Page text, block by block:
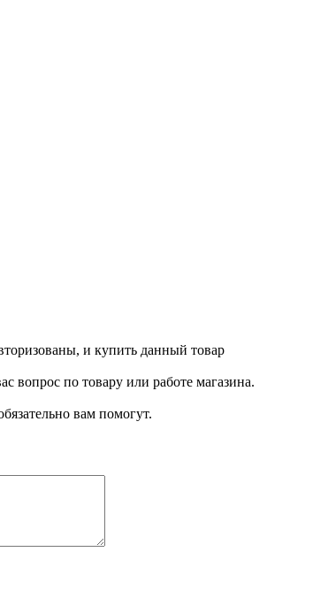
и купить данный товар
вопрос по товару или работе магазина.
вам помогут.